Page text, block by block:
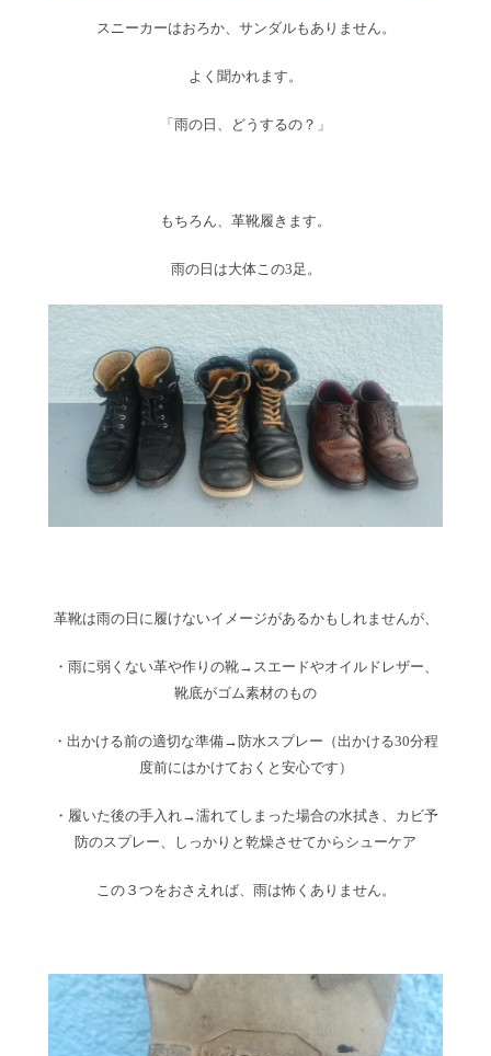
スニーカーはおろか、サンダルもありません。
よく聞かれます。
「雨の日、どうするの？」
もちろん、革靴履きます。
雨の日は大体この3足。
革靴は雨の日に履けないイメージがあるかもしれませんが、
・雨に弱くない革や作りの靴→スエードやオイルドレザー、
靴底がゴム素材のもの
・出かける前の適切な準備→防水スプレー（出かける30分程
度前にはかけておくと安心です）
・履いた後の手入れ→濡れてしまった場合の水拭き、カビ予
防のスプレー、しっかりと乾燥させてからシューケア
この３つをおさえれば、雨は怖くありません。